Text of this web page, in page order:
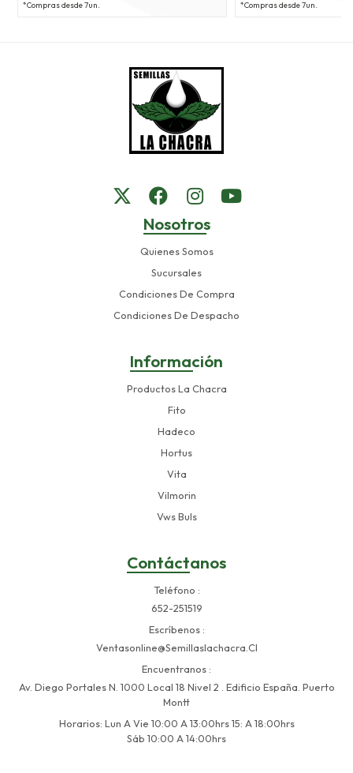
*Compras desde 7un. *Compras desde 7un.
Nosotros
Quienes Somos
Sucursales
Condiciones De Compra
Condiciones De Despacho
Información
Productos La Chacra
Fito
Hadeco
Hortus
Vita
Vilmorin
Vws Buls
Contáctanos
Teléfono
652-251519
Escríbenos
Ventasonline@semillaslachacra.cl
Encuentranos
Av. Diego Portales N. 1000 Local 18 Nivel 2 . Edificio España. Puerto
Montt
Horarios: Lun A Vie 10:00 A 13:00hrs 15: A 18:00hrs
Sáb 10:00 A 14:00hrs